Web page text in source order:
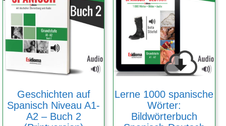
Geschichten auf
Spanisch Niveau A1-
A2 – Buch 2
Lerne 1000 spanische
Wörter:
Bildwörterbuch